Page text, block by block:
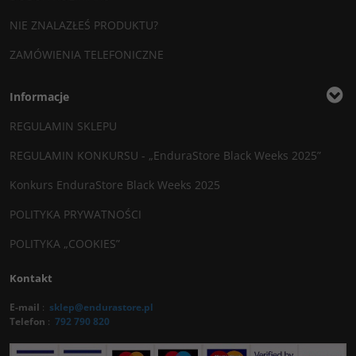
NIE ZNALAZŁEŚ PRODUKTU?
ZAMÓWIENIA TELEFONICZNE
Informacje
REGULAMIN SKLEPU
REGULAMIN KONKURSU - „EnduraStore Black Weeks 2025”
Konkurs EnduraStore Black Weeks 2025
POLITYKA PRYWATNOŚCI
POLITYKA „COOKIES”
Kontakt
E-mail : sklep@endurastore.pl
Telefon : 792 790 820